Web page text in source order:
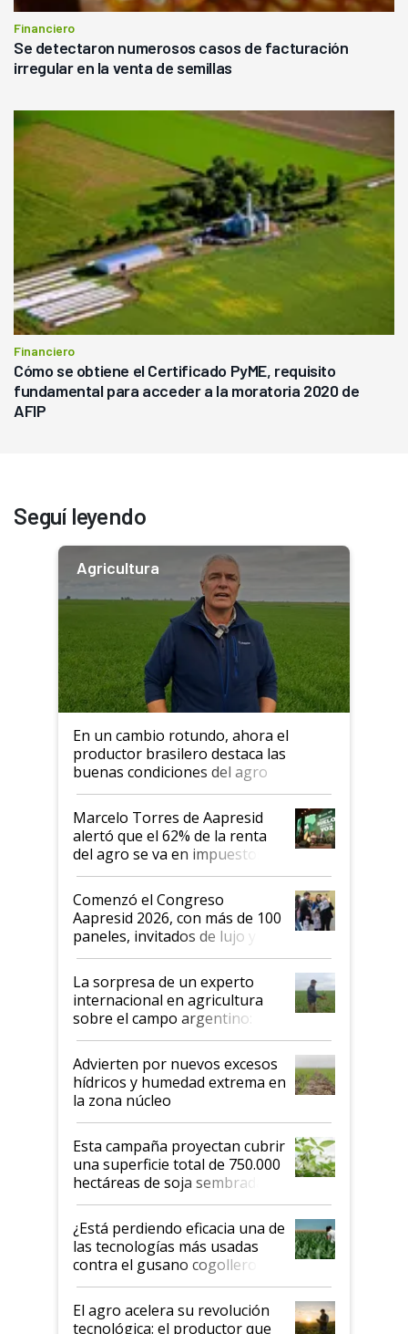
Financiero
Se detectaron numerosos casos de facturación
irregular en la venta de semillas
Financiero
Cómo se obtiene el Certificado PyME, requisito
fundamental para acceder a la moratoria 2020 de
AFIP
Seguí leyendo
Agricultura
En un cambio rotundo, ahora el
productor brasilero destaca las
buenas condiciones del agro
argentino para invertir: "Los veo
más motivados"
Marcelo Torres de Aapresid
alertó que el 62% de la renta
del agro se va en impuestos:
"No es bueno que en
Argentina se sigan discutiendo
las mismas cosas de hace 50
años"
Comenzó el Congreso
Aapresid 2026, con más de 100
paneles, invitados de lujo y
todas las tendencias
La sorpresa de un experto
internacional en agricultura
sobre el campo argentino:
"Estoy muy impresionado"
Advierten por nuevos excesos
hídricos y humedad extrema en
la zona núcleo
Esta campaña proyectan cubrir
una superficie total de 750.000
hectáreas de soja sembradas
con una nueva generación de
variedades que marcan un
salto tecnológico en genética y
rendimiento
¿Está perdiendo eficacia una de
las tecnologías más usadas
contra el gusano cogollero? El
desafío de una tecnología clave
El agro acelera su revolución
tecnológica: el productor que